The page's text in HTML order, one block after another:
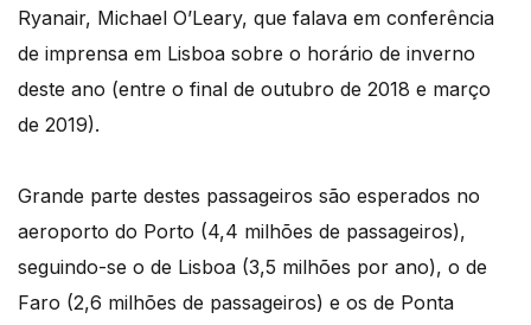
Ryanair, Michael O’Leary, que falava em conferência
de imprensa em Lisboa sobre o horário de inverno
deste ano (entre o final de outubro de 2018 e março
de 2019).
Grande parte destes passageiros são esperados no
aeroporto do Porto (4,4 milhões de passageiros),
seguindo-se o de Lisboa (3,5 milhões por ano), o de
Faro (2,6 milhões de passageiros) e os de Ponta